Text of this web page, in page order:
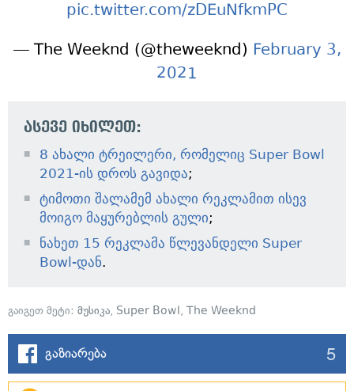
pic.twitter.com/zDEuNfkmPC
— The Weeknd (@theweeknd) February 3,
2021
ასევე იხილეთ:
8 ახალი ტრეილერი, რომელიც Super Bowl
2021-ის დროს გავიდა;
ტიმოთი შალამემ ახალი რეკლამით ისევ
მოიგო მაყურებლის გული;
ნახეთ 15 რეკლამა წლევანდელი Super
Bowl-დან.
გაიგეთ მეტი: მუსიკა, Super Bowl, The Weeknd
გაზიარება 5